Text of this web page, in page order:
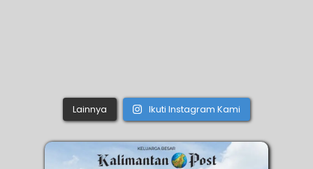
Lainnya Ikuti Instagram Kami